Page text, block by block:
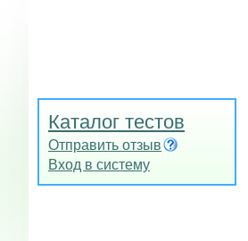
Каталог тестов
Отправить отзыв
Вход в систему